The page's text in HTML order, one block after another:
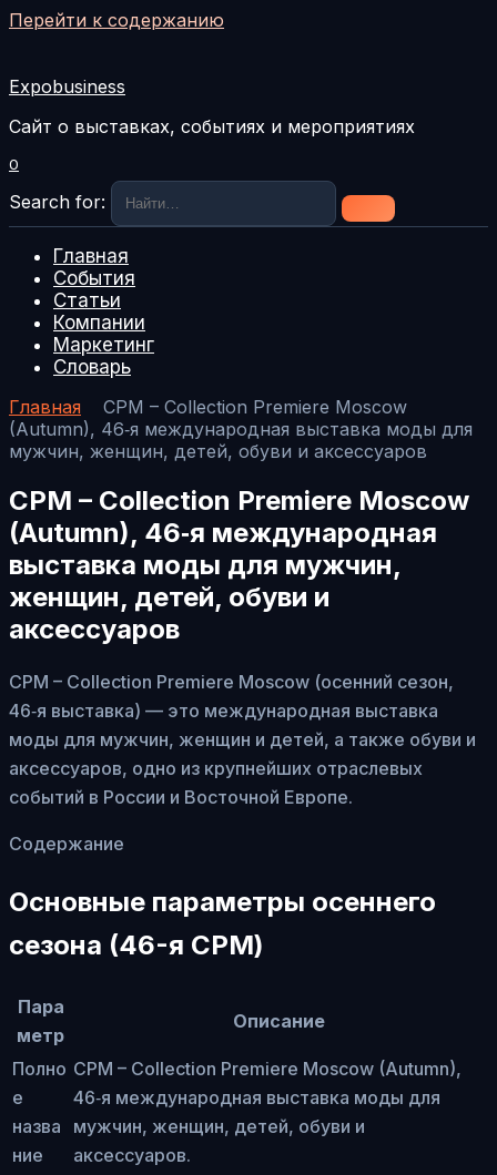
Перейти к содержанию
Expobusiness
Сайт о выставках, событиях и мероприятиях
0
Search for:
Главная
События
Статьи
Компании
Маркетинг
Словарь
Главная
CPM – Collection Premiere Moscow
(Autumn), 46‑я международная выставка моды для
мужчин, женщин, детей, обуви и аксессуаров
CPM – Collection Premiere Moscow
(Autumn), 46‑я международная
выставка моды для мужчин,
женщин, детей, обуви и
аксессуаров
CPM – Collection Premiere Moscow (осенний сезон,
46‑я выставка) — это международная выставка
моды для мужчин, женщин и детей, а также обуви и
аксессуаров, одно из крупнейших отраслевых
событий в России и Восточной Европе.
Содержание
Основные параметры осеннего
сезона (46-я CPM)
Пара
метр
Описание
Полно
е
назва
ние
CPM – Collection Premiere Moscow (Autumn),
46‑я международная выставка моды для
мужчин, женщин, детей, обуви и
аксессуаров.